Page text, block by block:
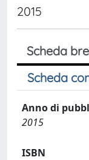
2015
Scheda
Scheda
Anno di
2015
ISBN